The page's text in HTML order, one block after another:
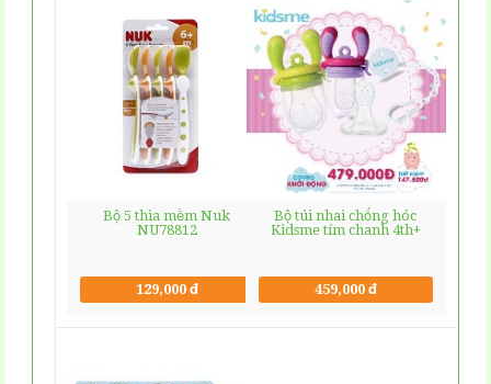
Bộ 5 thìa mềm Nuk
NU78812
129,000 đ
Bộ túi nhai chống hóc
Kidsme tím chanh 4th+
459,000 đ